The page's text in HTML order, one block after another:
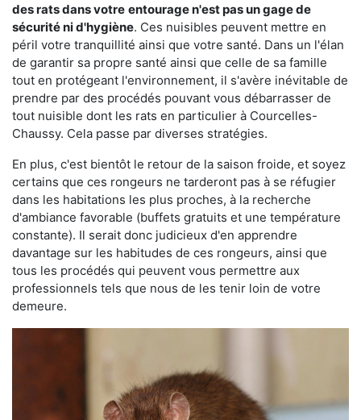
des rats dans votre entourage n'est pas un gage de
sécurité ni d'hygiène. Ces nuisibles peuvent mettre en
péril votre tranquillité ainsi que votre santé. Dans un l'élan
de garantir sa propre santé ainsi que celle de sa famille
tout en protégeant l'environnement, il s'avère inévitable de
prendre par des procédés pouvant vous débarrasser de
tout nuisible dont les rats en particulier à Courcelles-
Chaussy. Cela passe par diverses stratégies.
En plus, c'est bientôt le retour de la saison froide, et soyez
certains que ces rongeurs ne tarderont pas à se réfugier
dans les habitations les plus proches, à la recherche
d'ambiance favorable (buffets gratuits et une température
constante). Il serait donc judicieux d'en apprendre
davantage sur les habitudes de ces rongeurs, ainsi que
tous les procédés qui peuvent vous permettre aux
professionnels tels que nous de les tenir loin de votre
demeure.